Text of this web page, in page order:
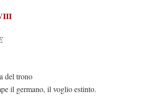
del trono
il germano, il voglio estinto.